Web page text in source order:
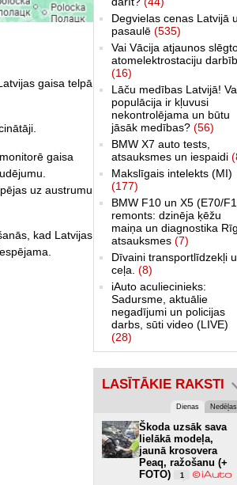
gaisa telpā
gaisa
uz austrumu
kad Latvijas
Degvielas cenas Latvijā
pasaulē (535)
Vai Vācija atjaunos
atomelektrostaciju
(16)
Lāču medības Latvijā!
populācija ir kļuvusi
nekontrolējama un būtu
jāsāk medības? (56)
BMW X7 auto tests,
atsauksmes un iespaidi
Makslīgais intelekts (MI)
(177)
BMW F10 un X5 (E70/
remonts: dzinēja ķēžu
maiņa un diagnostika
atsauksmes (7)
Dīvaini transportlīdzekļi
ceļa. (8)
iAuto aculiecinieks:
Sadursme, aktuālie
negadījumi un policijas
darbs, sūti video (LIVE)
(28)
LASĪTĀKIE RAKSTI
Dienas Nedēļas
Škoda uzsāk sava
lielākā modeļa,
jaunā krosovera
Peaq, ražošanu (+
FOTO)
1